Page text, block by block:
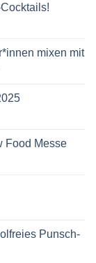
mixen mit
Food Messe
Punsch-